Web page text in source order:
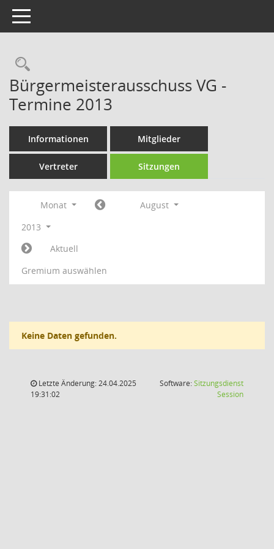
Toggle navigation
Rechercheauswahl
Bürgermeisterausschuss VG -
Termine 2013
Informationen Mitglieder
Vertreter Sitzungen
Monat
August
2013
Aktuell
Gremium auswählen
Keine Daten gefunden.
Letzte Änderung: 24.04.2025
19:31:02
Software:Sitzungsdienst
Session(Wird in